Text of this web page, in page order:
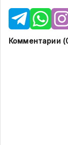
Комментарии (